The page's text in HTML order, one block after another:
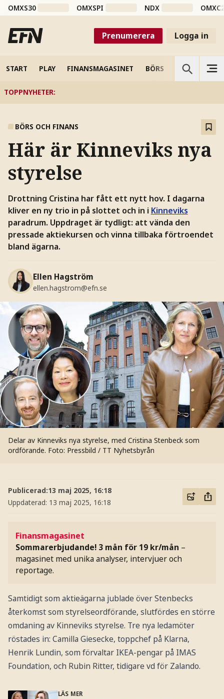
OMXS30 OMXSPI NDX
Prenumerera Logga in
START PLAY FINANSMAGASINET BÖRS VETENSKAP
TOPPNYHETER:
BÖRS OCH FINANS
Här är Kinneviks nya
styrelse
Drottning Cristina har fått ett nytt hov. I dagarna
kliver en ny trio in på slottet och in i Kinneviks
paradrum. Uppdraget är tydligt: att vända den
pressade aktiekursen och vinna tillbaka förtroendet
bland ägarna.
Ellen Hagström
ellen.hagstrom@efn.se
Delar av Kinneviks nya styrelse, med Cristina Stenbeck som
ordförande. Foto: Pressbild / TT Nyhetsbyrån
Publicerad:13 maj 2025, 16:18
Uppdaterad: 13 maj 2025, 16:18
Finansmagasinet
Sommarerbjudande! 3 mån för 19 kr/mån –
magasinet med unika analyser, intervjuer och
reportage.
Samtidigt som aktieägarna jublade över Stenbecks
återkomst som styrelseordförande, slutfördes en större
omdaning av Kinneviks styrelse. Tre nya ledamöter
röstades in: Camilla Giesecke, toppchef på Klarna,
Henrik Lundin, som förvaltar IKEA-pengar på IMAS
Foundation, och Rubin Ritter, tidigare vd för Zalando.
LÄS MER